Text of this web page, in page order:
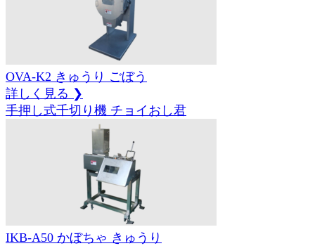
OVA-K2 きゅうり ごぼう
詳しく見る ❯
手押し式千切り機 チョイおし君
IKB-A50 かぼちゃ きゅうり